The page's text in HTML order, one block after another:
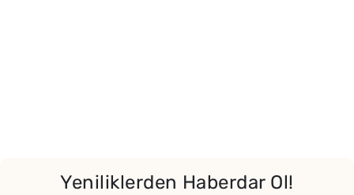
Yeniliklerden Haberdar Ol!